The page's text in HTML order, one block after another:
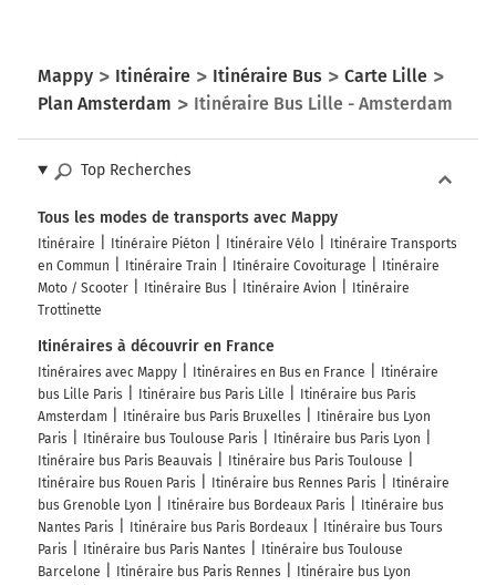
Mappy Itinéraire Itinéraire Bus
Carte Lille
Plan Amsterdam
Itinéraire Bus Lille - Amsterdam
Top Recherches
Tous les modes de transports avec Mappy
Itinéraire Itinéraire Piéton Itinéraire Vélo
Itinéraire Transports
en Commun
Itinéraire Train Itinéraire Covoiturage
Itinéraire
Moto / Scooter
Itinéraire Bus Itinéraire Avion
Itinéraire
Trottinette
Itinéraires à découvrir en France
Itinéraires avec Mappy Itinéraires en Bus en France
Itinéraire
bus Lille Paris
Itinéraire bus Paris Lille
Itinéraire bus Paris
Amsterdam
Itinéraire bus Paris Bruxelles
Itinéraire bus Lyon
Paris
Itinéraire bus Toulouse Paris
Itinéraire bus Paris Lyon
Itinéraire bus Paris Beauvais
Itinéraire bus Paris Toulouse
Itinéraire bus Rouen Paris
Itinéraire bus Rennes Paris
Itinéraire
bus Grenoble Lyon
Itinéraire bus Bordeaux Paris
Itinéraire bus
Nantes Paris
Itinéraire bus Paris Bordeaux
Itinéraire bus Tours
Paris
Itinéraire bus Paris Nantes
Itinéraire bus Toulouse
Barcelone
Itinéraire bus Paris Rennes
Itinéraire bus Lyon